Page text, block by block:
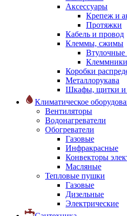
Аксессуары
Крепеж и
Протяжки
Кабель и провод
Клеммы, сжимы
Втулочные
Клеммники
Коробки
Металлорукава
Шкафы, щитки и
Климатическое
Вентиляторы
Водонагреватели
Обогреватели
Газовые
Инфракрасные
Конвекторы
Масляные
Тепловые пушки
Газовые
Дизельные
Электрические